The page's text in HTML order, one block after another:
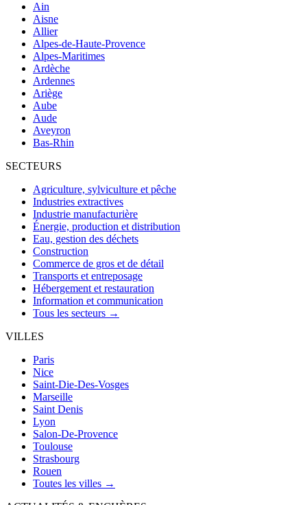
Ain
Aisne
Allier
Alpes-de-Haute-Provence
Alpes-Maritimes
Ardèche
Ardennes
Ariège
Aube
Aude
Aveyron
Bas-Rhin
SECTEURS
Agriculture, sylviculture et pêche
Industries extractives
Industrie manufacturière
Énergie, production et distribution
Eau, gestion des déchets
Construction
Commerce de gros et de détail
Transports et entreposage
Hébergement et restauration
Information et communication
Tous les secteurs →
VILLES
Paris
Nice
Saint-Die-Des-Vosges
Marseille
Saint Denis
Lyon
Salon-De-Provence
Toulouse
Strasbourg
Rouen
Toutes les villes →